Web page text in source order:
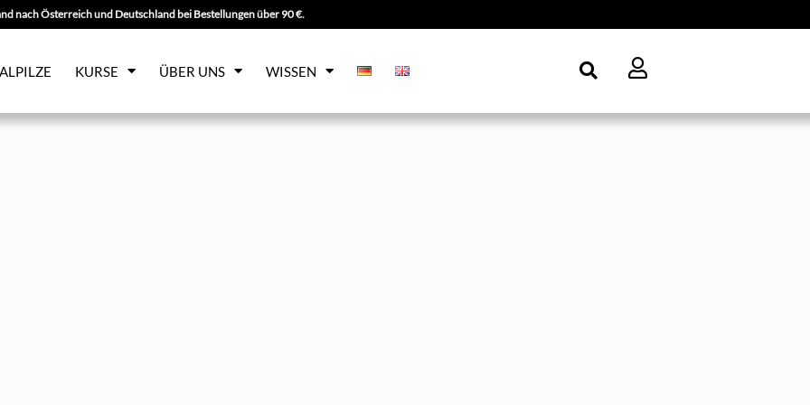
nach Österreich und Deutschland bei Bestellungen über 90 €.
KURSE ÜBER UNS WISSEN